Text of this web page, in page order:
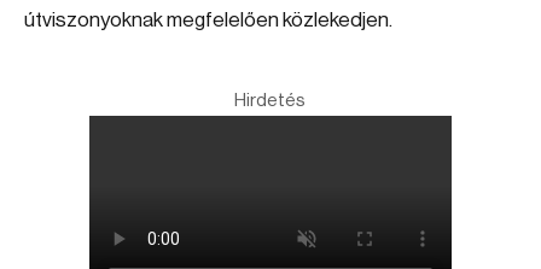
útviszonyoknak megfelelően közlekedjen.
Hirdetés